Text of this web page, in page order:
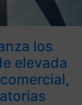
los
elevada